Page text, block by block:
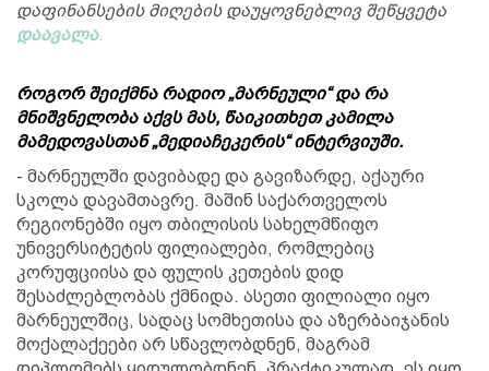
დაფინანსების მიღების დაუყოვნებლივ შეწყვეტა
დაავალა.
როგორ შეიქმნა რადიო „მარნეული“ და რა
მნიშვნელობა აქვს მას, წაიკითხეთ კამილა
მამედოვასთან „მედიაჩეკერის“ ინტერვიუში.
- მარნეულში დავიბადე და გავიზარდე, აქაური
სკოლა დავამთავრე. მაშინ საქართველოს
რეგიონებში იყო თბილისის სახელმწიფო
უნივერსიტეტის ფილიალები, რომლებიც
კორუფციისა და ფულის კეთების დიდ
შესაძლებლობას ქმნიდა. ასეთი ფილიალი იყო
მარნეულშიც, სადაც სომხეთისა და აზერბაიჯანის
მოქალაქეები არ სწავლობდნენ, მაგრამ